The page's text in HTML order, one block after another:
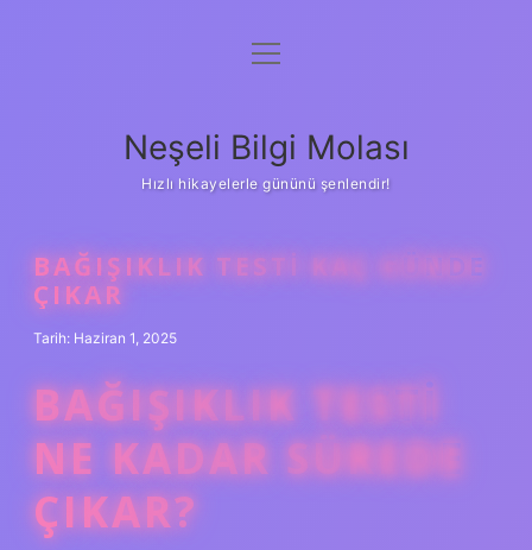
Anasayfa
Yasal Uyarı
menüyü
Neşeli Bilgi Molası
Hızlı hikayelerle gününü şenlendir!
BAĞIŞIKLIK TESTI KAÇ GÜNDE
ÇIKAR
Tarih: Haziran 1, 2025
BAĞIŞIKLIK TESTI
NE KADAR SÜREDE
ÇIKAR?